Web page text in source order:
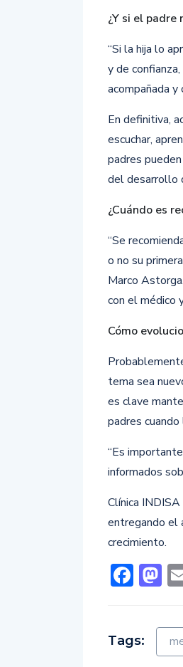
¿Y si el padre
“Si la hija lo
y de
acompañada y
En definitiva,
escuchar,
padres
del desarrollo
¿Cuándo es
“Se
o no su
Marco
con el médico
Cómo
tema sea
es clave
padres
“Es
informados
Clínica
entregando el
crecimiento.
Tags: